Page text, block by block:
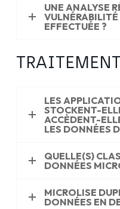
UNE ANALYSE
EFFECTUÉE ?
LES
STOCKENT-
ACCÈDENT-
LES DONNÉES
QUELLE(S)
DONNÉES
MICROLISE
DONNÉES EN